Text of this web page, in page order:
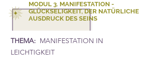
MODUL 3. MANIFESTATION -
GLÜCKSELIGKEIT, DER NATÜRLICHE
AUSDRUCK DES SEINS
THEMA: MANIFESTATION IN
LEICHTIGKEIT